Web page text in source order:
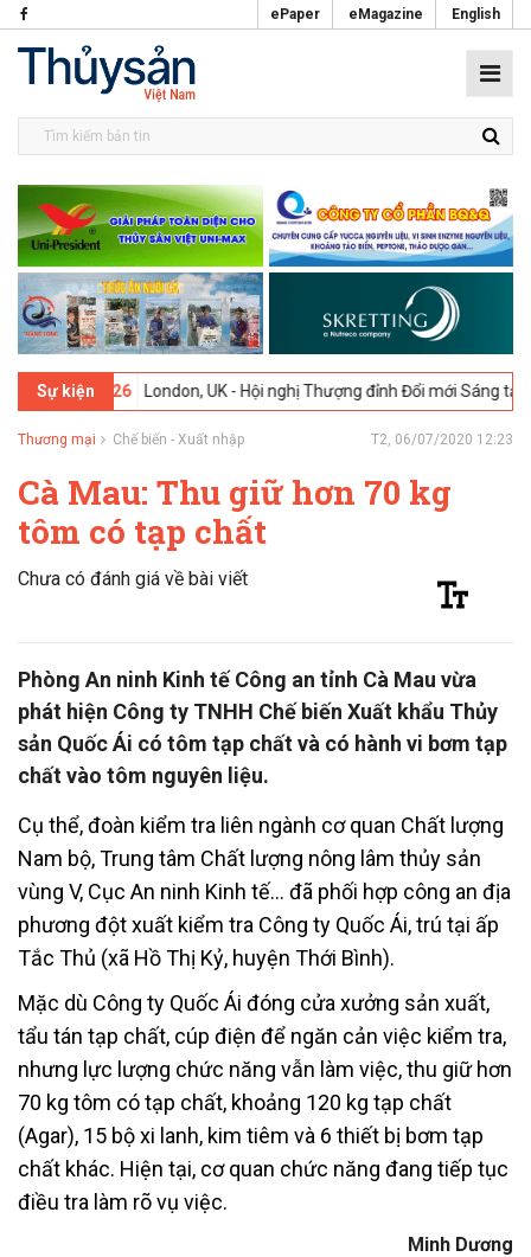
ePaper eMagazine English
Sự kiện
2026 London, UK - Hội nghị Thượng đỉnh Đổi mới Sáng tạo trong
Thương mại Chế biến - Xuất nhập T2, 06/07/2020 12:23
Cà Mau: Thu giữ hơn 70 kg
tôm có tạp chất
Chưa có đánh giá về bài viết
Phòng An ninh Kinh tế Công an tỉnh Cà Mau vừa
phát hiện Công ty TNHH Chế biến Xuất khẩu Thủy
sản Quốc Ái có tôm tạp chất và có hành vi bơm tạp
chất vào tôm nguyên liệu.
Cụ thể, đoàn kiểm tra liên ngành cơ quan Chất lượng
Nam bộ, Trung tâm Chất lượng nông lâm thủy sản
vùng V, Cục An ninh Kinh tế… đã phối hợp công an địa
phương đột xuất kiểm tra Công ty Quốc Ái, trú tại ấp
Tắc Thủ (xã Hồ Thị Kỷ, huyện Thới Bình).
Mặc dù Công ty Quốc Ái đóng cửa xưởng sản xuất,
tẩu tán tạp chất, cúp điện để ngăn cản việc kiểm tra,
nhưng lực lượng chức năng vẫn làm việc, thu giữ hơn
70 kg tôm có tạp chất, khoảng 120 kg tạp chất
(Agar), 15 bộ xi lanh, kim tiêm và 6 thiết bị bơm tạp
chất khác. Hiện tại, cơ quan chức năng đang tiếp tục
điều tra làm rõ vụ việc.
Minh Dương